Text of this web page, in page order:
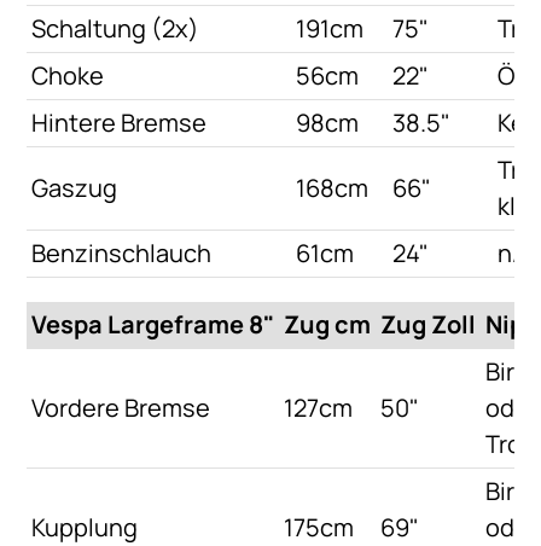
Schaltung (2x)
191cm 75"
Choke
56cm 22"
Hintere Bremse
98cm 38.5"
Gaszug
168cm 66"
Benzinschlauch
61cm 24" n/a
Vespa Largeframe 8" Zug cm Zug Zoll
Vordere Bremse 127cm 50"
oder
Kupplung 175cm 69"
oder